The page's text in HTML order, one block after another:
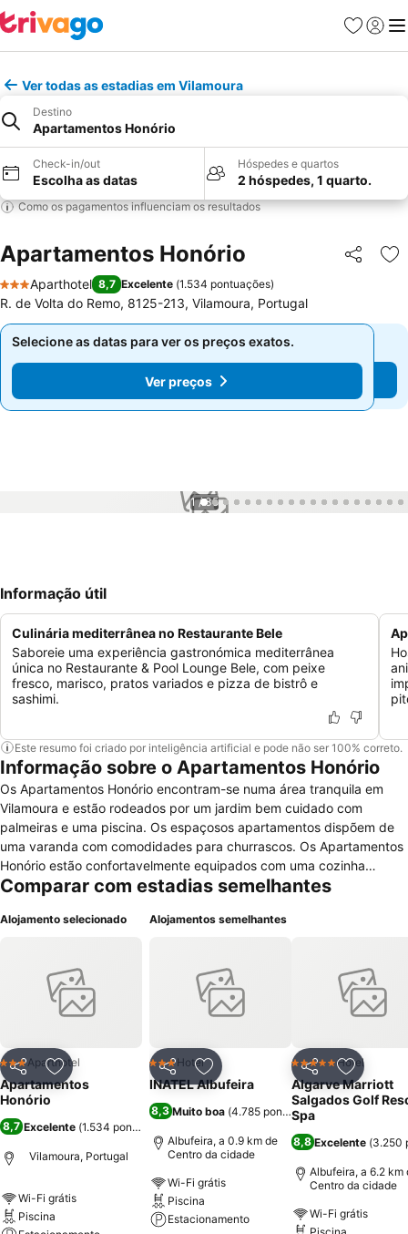
Favoritos
Iniciar
Ver todas as estadias em Vilamoura
Destino
Apartamentos Honório
Check-in/out
Escolha as datas
Hóspedes e quartos
2 hóspedes, 1 quarto.
Como os pagamentos influenciam os resultados
Apartamentos Honório Partilhar
3 Estrelas
Aparthotel 8,7 Excelente (1.534 pontuações)
R. de Volta do Remo, 8125-213, Vilamoura, Portugal
Selecione as datas para ver os preços exatos.
Ver preços
Selecione as datas para ver os preços exatos.
Ver preços
1 / 35
Informação útil
Culinária mediterrânea no Restaurante Bele
Saboreie uma experiência gastronómica mediterrânea
única no Restaurante & Pool Lounge Bele, com peixe
fresco, marisco, pratos variados e pizza de bistrô e
sashimi.
Este resumo foi criado por inteligência artificial e pode não ser 100% correto.
Informação sobre o Apartamentos Honório
Os Apartamentos Honório encontram-se numa área tranquila em
Vilamoura e estão rodeados por um jardim bem cuidado com
palmeiras e uma piscina. Os espaçosos apartamentos dispõem de
uma varanda com comodidades para churrascos. Os Apartamentos
Honório estão confortavelmente equipados com uma cozinha
completa com um micro-ondas e um frigorífico. Cada apartamento
uma casa de banho privativa. Os hóspedes podem desfrutar de
organizadas várias noites temáticas durante o Verão com música ao
vivo e karaoke. Para além do serviço de transporte de/para o
aeroporto e o aluguer de carros, o hotel disponibiliza
mais próximos podem ser alcançados em 5 minutos de carro. Os
Apartamentos Honório ficam a 5 minutos de carro da praia e da
marina de Vilamoura. O Aeroporto de Faro está situado a 20 km.
Comparar com estadias semelhantes
Alojamento selecionado
PartilharAdicionar aos favoritos
3 EstrelasAparthotel
Apartamentos
Honório
8,7 Excelente (1.534 pontuações
Vilamoura, Portugal
Wi-Fi grátis
Piscina
Alojamentos semelhantes
PartilharAdicionar aos favoritos
3 Estrelas
Hotel
INATEL Albufeira
8,3Muito boa (4.785 pontuações
Albufeira, a 0.9 km de
Centro da cidade
Wi-Fi grátis
Piscina
Estacionamento
Partilhar
5 EstrelasHotel
Algarve Marriott
Salgados Golf
Spa
8,8Excelente (3.250
Albufeira, a 6.2 km
Centro da cidade
Wi-Fi grátis